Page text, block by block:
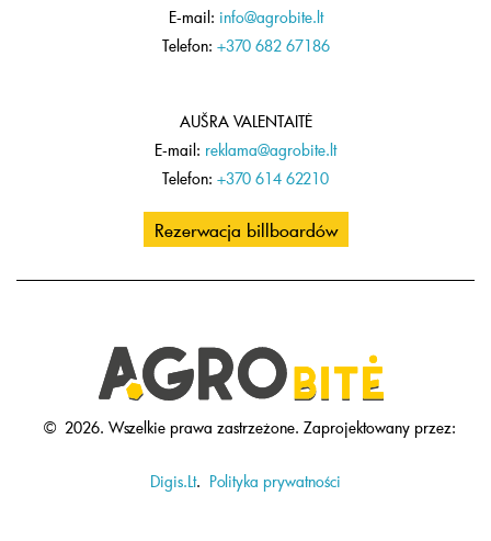
E-mail: info@agrobite.lt
Telefon: +370 682 67186
AUŠRA VALENTAITĖ
E-mail: reklama@agrobite.lt
Telefon: +370 614 62210
Rezerwacja billboardów
© 2026. Wszelkie prawa zastrzeżone. Zaprojektowany przez:
Digis.Lt. Polityka prywatności